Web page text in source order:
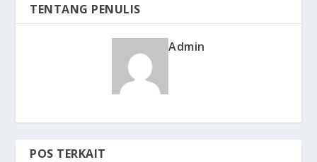
TENTANG PENULIS
Admin
POS TERKAIT